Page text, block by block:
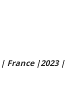
France |2023 |